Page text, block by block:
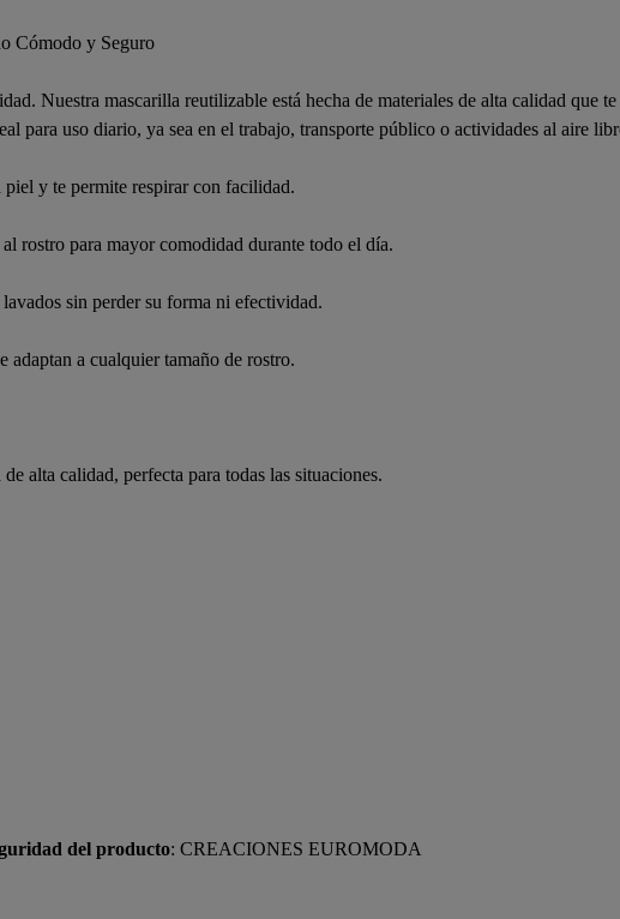
Cómodo y Seguro
Nuestra mascarilla reutilizable está hecha de materiales de alta calidad que
para uso diario, ya sea en el trabajo, transporte público o actividades al aire
y te permite respirar con facilidad.
rostro para mayor comodidad durante todo el día.
sin perder su forma ni efectividad.
adaptan a cualquier tamaño de rostro.
alta calidad, perfecta para todas las situaciones.
del producto: CREACIONES EUROMODA